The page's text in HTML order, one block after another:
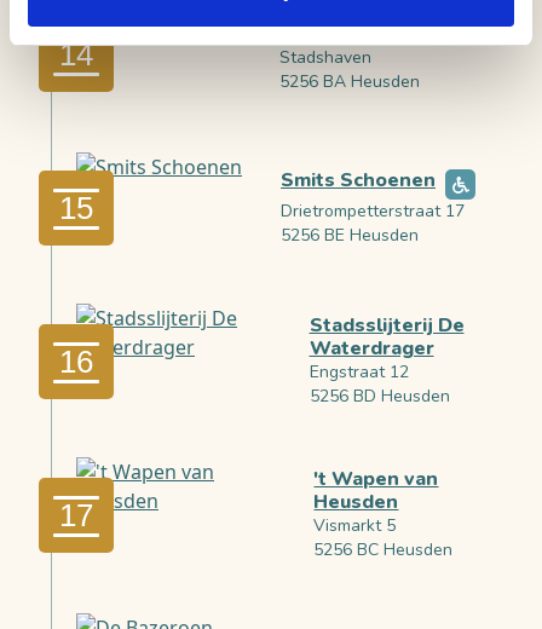
14
Rondvaart Wiljo
Stadshaven
5256 BA Heusden
15
Smits Schoenen
Drietrompetterstraat 17
5256 BE Heusden
16
Stadsslijterij De
Waterdrager
Engstraat 12
5256 BD Heusden
17
't Wapen van
Heusden
Vismarkt 5
5256 BC Heusden